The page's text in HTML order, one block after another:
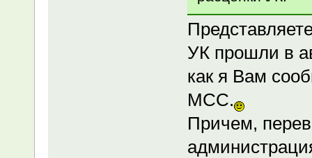
УК прошли в
как я Вам
МСС.
Причем,